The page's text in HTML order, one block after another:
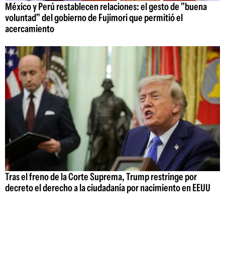
México y Perú restablecen relaciones: el gesto de "buena
voluntad" del gobierno de Fujimori que permitió el
acercamiento
Tras el freno de la Corte Suprema, Trump restringe por
decreto el derecho a la ciudadanía por nacimiento en EEUU